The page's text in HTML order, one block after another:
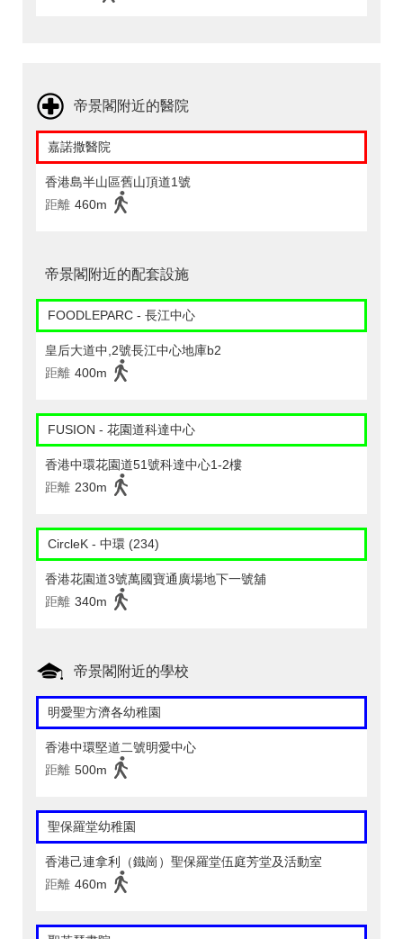
帝景閣附近的醫院
嘉諾撒醫院
香港島半山區舊山頂道1號
距離 460m
帝景閣附近的配套設施
FOODLEPARC - 長江中心
皇后大道中,2號長江中心地庫b2
距離 400m
FUSION - 花園道科達中心
香港中環花園道51號科達中心1-2樓
距離 230m
CircleK - 中環 (234)
香港花園道3號萬國寶通廣場地下一號舖
距離 340m
帝景閣附近的學校
明愛聖方濟各幼稚園
香港中環堅道二號明愛中心
距離 500m
聖保羅堂幼稚園
香港己連拿利（鐵崗）聖保羅堂伍庭芳堂及活動室
距離 460m